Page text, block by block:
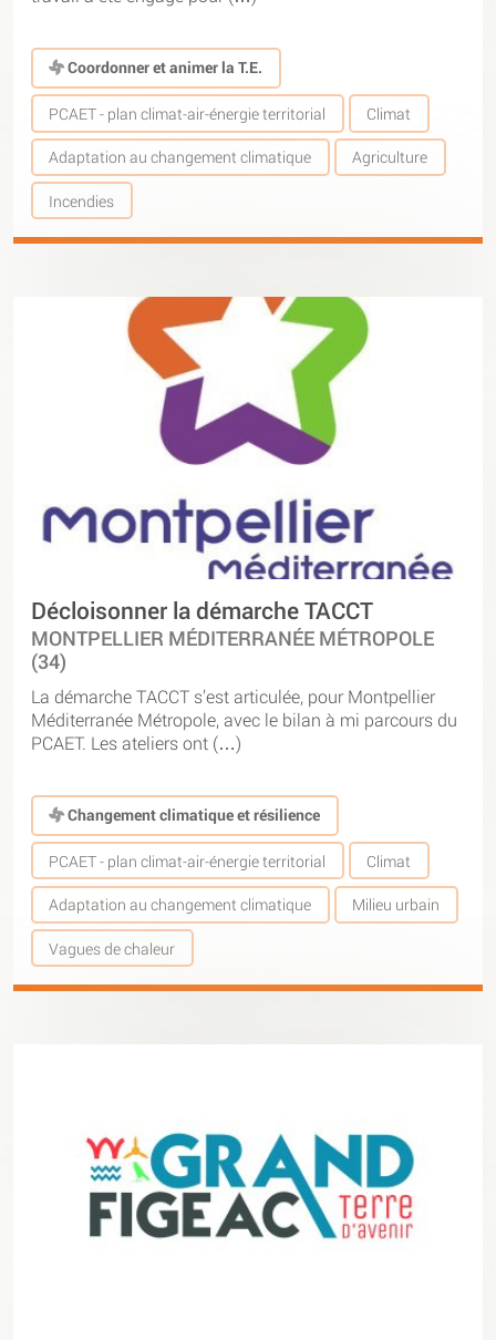
Coordonner et animer la T.E.
PCAET - plan climat-air-énergie territorial Climat
Adaptation au changement climatique Agriculture
Incendies
Décloisonner la démarche TACCT
MONTPELLIER MÉDITERRANÉE MÉTROPOLE
(34)
La démarche TACCT s’est articulée, pour Montpellier
Méditerranée Métropole, avec le bilan à mi parcours du
PCAET. Les ateliers ont (…)
Changement climatique et résilience
PCAET - plan climat-air-énergie territorial Climat
Adaptation au changement climatique Milieu urbain
Vagues de chaleur